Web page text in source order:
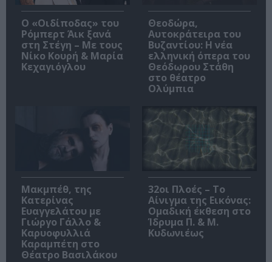
O «Οιδίποδας» του
Ρόμπερτ Άικ ξανά
στη Στέγη – Με τους
Νίκο Κουρή & Μαρία
Κεχαγιόγλου
Θεοδώρα,
Αυτοκράτειρα του
Βυζαντίου: Η νέα
ελληνική όπερα του
Θεόδωρου Στάθη
στο θέατρο
Ολύμπια
Μακμπέθ, της
Κατερίνας
Ευαγγελάτου με
Γιώργο Γάλλο &
Καρυοφυλλιά
Καραμπέτη στο
Θέατρο Βασιλάκου
32οι Πλοές – Το
Αίνιγμα της Εικόνας:
Ομαδική έκθεση στο
Ίδρυμα Π. & Μ.
Κυδωνιέως